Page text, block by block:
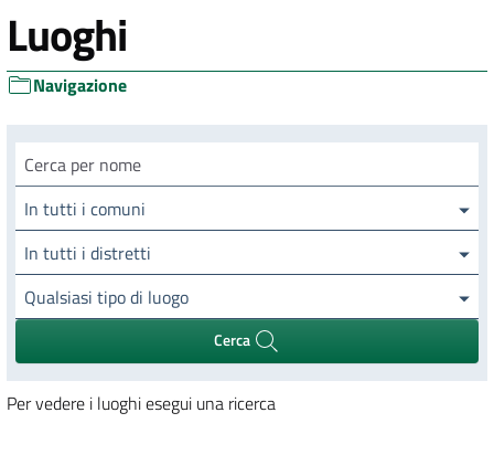
Luoghi
Navigazione
Cerca luogo
In tutti i comuni
In tutti i distretti
Qualsiasi tipo di luogo
Cerca
Per vedere i luoghi esegui una ricerca